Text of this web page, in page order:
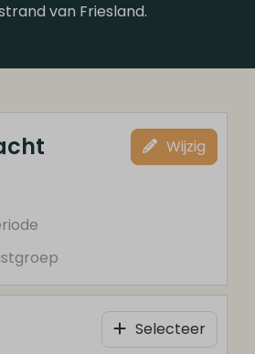
van Friesland.
Wijzig
Selecteer